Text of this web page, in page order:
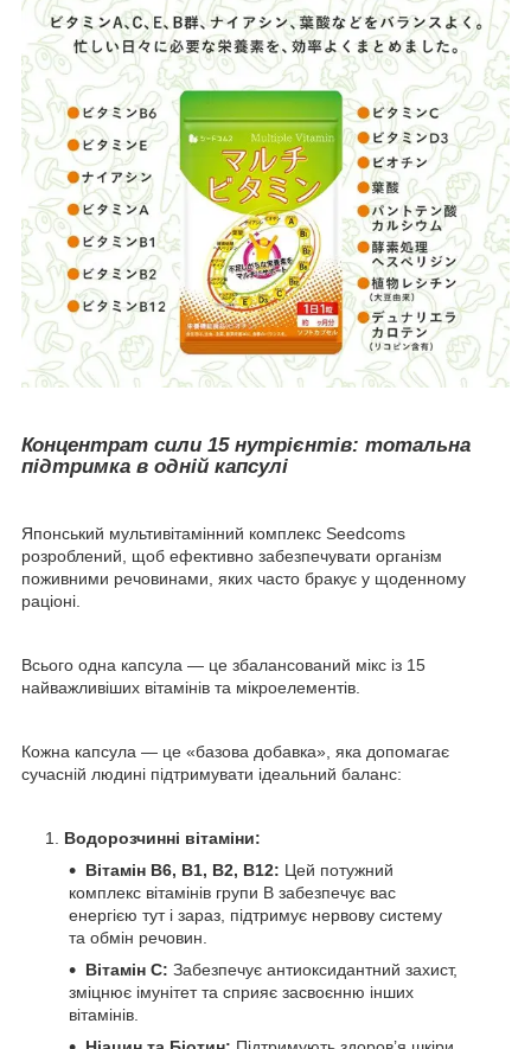
Концентрат сили 15 нутрієнтів: тотальна
підтримка в одній капсулі
Японський мультивітамінний комплекс Seedcoms
розроблений, щоб ефективно забезпечувати організм
поживними речовинами, яких часто бракує у щоденному
раціоні.
Всього одна капсула — це збалансований мікс із 15
найважливіших вітамінів та мікроелементів.
Кожна капсула — це «базова добавка», яка допомагає
сучасній людині підтримувати ідеальний баланс:
Водорозчинні вітаміни:
Вітамін B6, B1, B2, B12: Цей потужний
комплекс вітамінів групи B забезпечує вас
енергією тут і зараз, підтримує нервову систему
та обмін речовин.
Вітамін C: Забезпечує антиоксидантний захист,
зміцнює імунітет та сприяє засвоєнню інших
вітамінів.